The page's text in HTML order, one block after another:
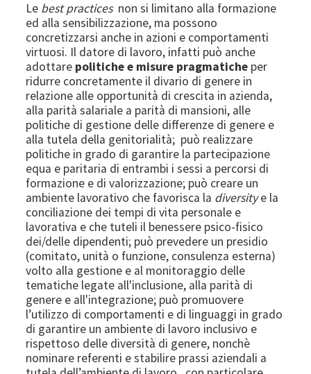
Le best practicesnon si limitano alla formazione
ed alla sensibilizzazione, ma possono
concretizzarsi anche in azioni e comportamenti
virtuosi. Il datore di lavoro, infatti può anche
adottare politiche e misure pragmatiche per
ridurre concretamente il divario di genere in
relazione alle opportunità di crescita in azienda,
alla parità salariale a parità di mansioni, alle
politiche di gestione delle differenze di genere e
alla tutela della genitorialità; può realizzare
politiche in grado di garantire la partecipazione
equa e paritaria di entrambi i sessi a percorsi di
formazione e di valorizzazione; può creare un
ambiente lavorativo che favorisca la diversitye la
conciliazione dei tempi di vita personale e
lavorativa e che tuteli il benessere psico-fisico
dei/delle dipendenti; può prevedere un presidio
(comitato, unità o funzione, consulenza esterna)
volto alla gestione e al monitoraggio delle
tematiche legate all'inclusione, alla parità di
genere e all'integrazione; può promuovere
l’utilizzo di comportamenti e di linguaggi in grado
di garantire un ambiente di lavoro inclusivo e
rispettoso delle diversità di genere, nonchè
nominare referenti e stabilire prassi aziendali a